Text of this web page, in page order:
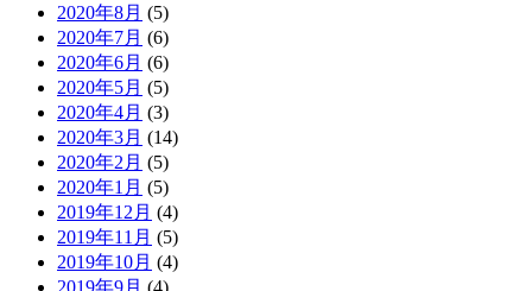
2020年8月 (5)
2020年7月 (6)
2020年6月 (6)
2020年5月 (5)
2020年4月 (3)
2020年3月 (14)
2020年2月 (5)
2020年1月 (5)
2019年12月 (4)
2019年11月 (5)
2019年10月 (4)
2019年9月 (4)